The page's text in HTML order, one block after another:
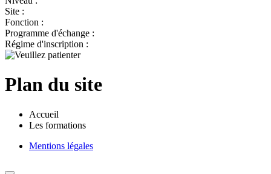
Site :
Fonction :
Programme d'échange :
Régime d'inscription :
Plan du site
Accueil
Les formations
Mentions légales